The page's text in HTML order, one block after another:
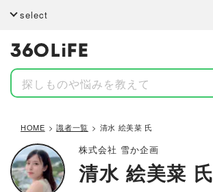
select
HOME 識者一覧 清水 絵美菜 氏
株式会社 雪か企画
清水 絵美菜 氏